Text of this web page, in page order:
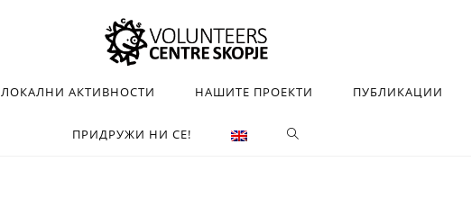
ЛОКАЛНИ АКТИВНОСТИ НАШИТЕ ПРОЕКТИ ПУБЛИКАЦИИ
ПРИДРУЖИ НИ СЕ!